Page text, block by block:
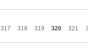
317 318 319 320 321